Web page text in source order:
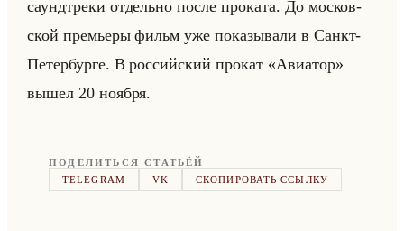
саунд­тре­ки от­дельно после про­ка­та. До мос­ков­
ской пре­мье­ры фильм уже по­ка­зы­ва­ли в Санкт-
Пе­тер­бур­ге. В рос­сийский про­кат «Авиатор»
вышел 20 но­яб­ря.
ПОДЕЛИТЬСЯ СТАТЬЁЙ
TELEGRAM
VK СКОПИРОВАТЬ ССЫЛКУ